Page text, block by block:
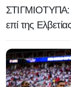
ΣΤΙΓΜΙΟΤΥΠΑ:
επί της